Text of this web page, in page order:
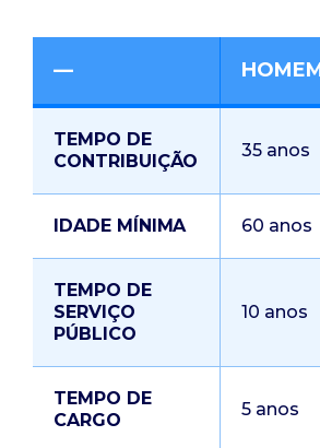
—
TEMPO DE
CONTRIBUIÇÃO
35 anos
IDADE MÍNIMA 60 anos
TEMPO DE
SERVIÇO
PÚBLICO
10 anos
TEMPO DE
CARGO
5 anos